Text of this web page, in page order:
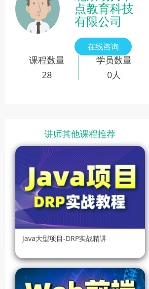
【录播】第8课 测试上传（14
分钟）
【录播】第9课 测试下载和删
第11课
【录播】第11课 配置扩展模
块（10分钟）
第12课
【录播】第12课 扩展模块执
行流程（9分钟）
第13课
【录播】第13课 ava客户端
jar包（6分钟）
点教育科技
有限公司
在线咨询
课程数量
28
学员数量
0人
讲师其他课程推荐
Java大型项目-DRP实战精讲
描述不相符
容（黄/赌/毒/传销）
屏、模糊
/时事）
网站/广告